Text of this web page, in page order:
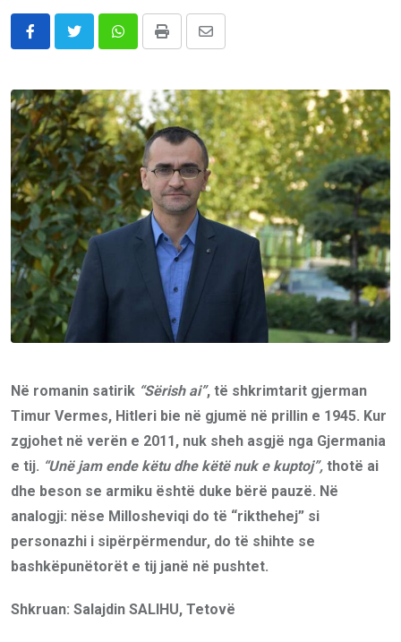
WhatsappPrint
Share
Email
Në romanin satirik “Sërish ai”, të shkrimtarit gjerman
Timur Vermes, Hitleri bie në gjumë në prillin e 1945. Kur
zgjohet në verën e 2011, nuk sheh asgjë nga Gjermania
e tij. “Unë jam ende këtu dhe këtë nuk e kuptoj”, thotë ai
dhe beson se armiku është duke bërë pauzë. Në
analogji: nëse Millosheviqi do të “rikthehej” si
personazhi i sipërpërmendur, do të shihte se
bashkëpunëtorët e tij janë në pushtet.
Shkruan: Salajdin SALIHU, Tetovë